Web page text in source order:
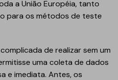
a União Européia, tanto
para os métodos de teste
de realizar sem um
uma coleta de dados
e imediata. Antes, os